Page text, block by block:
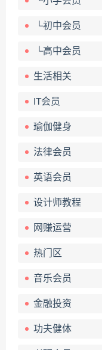
└初中会员
└高中会员
生活相关
IT会员
瑜伽健身
法律会员
英语会员
设计师教程
网赚运营
热门区
音乐会员
金融投资
功夫健体